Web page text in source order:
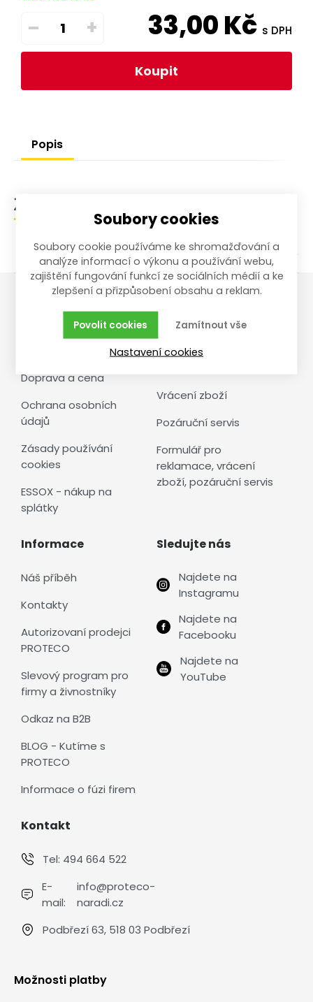
– + 33,00Kč s DPH
Koupit
Popis
Zařazení zboží
Vše o nákupu
Obchodní podmínky
Doprava a cena
Ochrana osobních
údajů
Zásady používání
cookies
ESSOX - nákup na
splátky
Reklamace,
vrácení, servis
Vrácení zboží
Pozáruční servis
Formulář pro
reklamace, vrácení
zboží, pozáruční servis
Informace
Náš příběh
Kontakty
Autorizovaní prodejci
PROTECO
Slevový program pro
firmy a živnostníky
Odkaz na B2B
BLOG - Kutíme s
PROTECO
Informace o fúzi firem
Sledujte nás
Najdete na
Instagramu
Najdete na
Facebooku
Najdete na
YouTube
Kontakt
Tel: 494 664 522
E-
mail:
info@proteco-
naradi.cz
Podbřezí 63, 518 03 Podbřezí
Možnosti platby
Soubory cookies
Soubory cookie používáme ke shromažďování a
analýze informací o výkonu a používání webu,
zajištění fungování funkcí ze sociálních médií a ke
zlepšení a přizpůsobení obsahu a reklam.
Zamítnout vše
Povolit cookies
Nastavení cookies